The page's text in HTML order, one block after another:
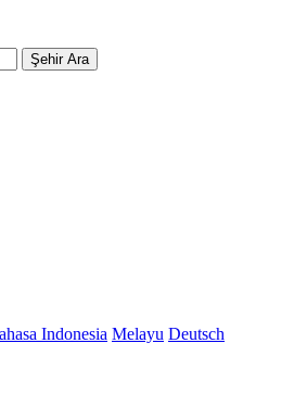
Şehir Ara
Indonesia Melayu Deutsch